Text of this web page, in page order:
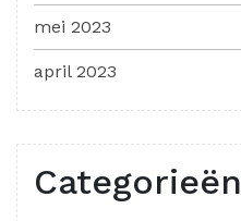
mei 2023
april 2023
Categorieën